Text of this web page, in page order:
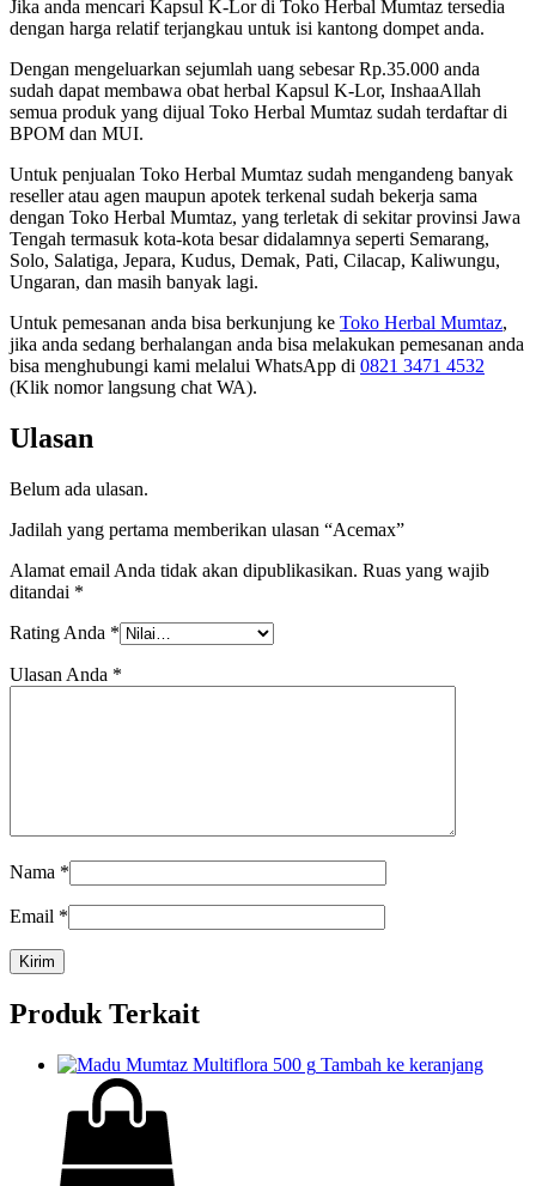
Jika anda mencari Kapsul K-Lor di Toko Herbal Mumtaz tersedia
dengan harga relatif terjangkau untuk isi kantong dompet anda.
Dengan mengeluarkan sejumlah uang sebesar Rp.35.000 anda
sudah dapat membawa obat herbal Kapsul K-Lor, InshaaAllah
semua produk yang dijual Toko Herbal Mumtaz sudah terdaftar di
BPOM dan MUI.
Untuk penjualan Toko Herbal Mumtaz sudah mengandeng banyak
reseller atau agen maupun apotek terkenal sudah bekerja sama
dengan Toko Herbal Mumtaz, yang terletak di sekitar provinsi Jawa
Tengah termasuk kota-kota besar didalamnya seperti Semarang,
Solo, Salatiga, Jepara, Kudus, Demak, Pati, Cilacap, Kaliwungu,
Ungaran, dan masih banyak lagi.
Untuk pemesanan anda bisa berkunjung ke Toko Herbal Mumtaz,
jika anda sedang berhalangan anda bisa melakukan pemesanan anda
bisa menghubungi kami melalui WhatsApp di 0821 3471 4532
(Klik nomor langsung chat WA).
Ulasan
Belum ada ulasan.
Jadilah yang pertama memberikan ulasan “Acemax”
Alamat email Anda tidak akan dipublikasikan. Ruas yang wajib
ditandai *
Rating Anda *
Ulasan Anda *
Nama *
Email *
Produk Terkait
Tambah ke keranjang